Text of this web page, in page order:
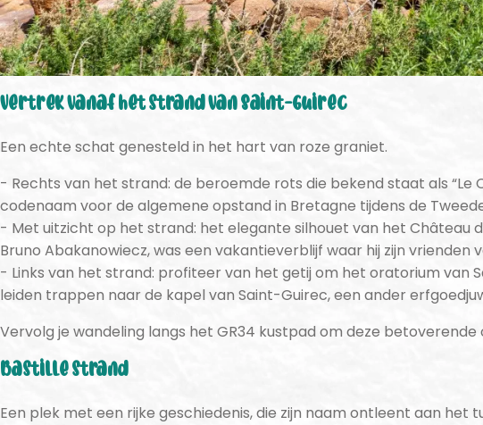
Vertrek vanaf het strand van Saint-Guirec
Een echte schat genesteld in het hart van roze graniet.
Rechts van het strand: de beroemde rots die bekend staat als “Le
codenaam voor de algemene opstand in Bretagne tijdens de
Met uitzicht op het strand: het elegante silhouet van het Château
Bruno Abakanowiecz, was een vakantieverblijf waar hij zijn
Links van het strand: profiteer van het getij om het oratorium van
leiden trappen naar de kapel van Saint-Guirec, een ander
Vervolg je wandeling langs het GR34 kustpad om deze
Bastille strand
Een plek met een rijke geschiedenis, die zijn naam ontleent aan het